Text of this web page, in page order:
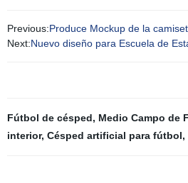
Previous:Produce Mockup de la
Next:Nuevo diseño para Escuela de
Fútbol de césped, Medio Campo de
interior, Césped artificial para fútbol,